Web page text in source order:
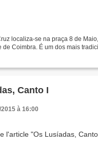
localiza-se na praça 8 de
de Coimbra. É um dos mais
Canto I
à 16:00